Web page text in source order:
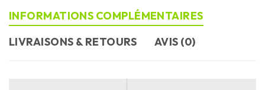
INFORMATIONS COMPLÉMENTAIRES
LIVRAISONS & RETOURS
AVIS (0)